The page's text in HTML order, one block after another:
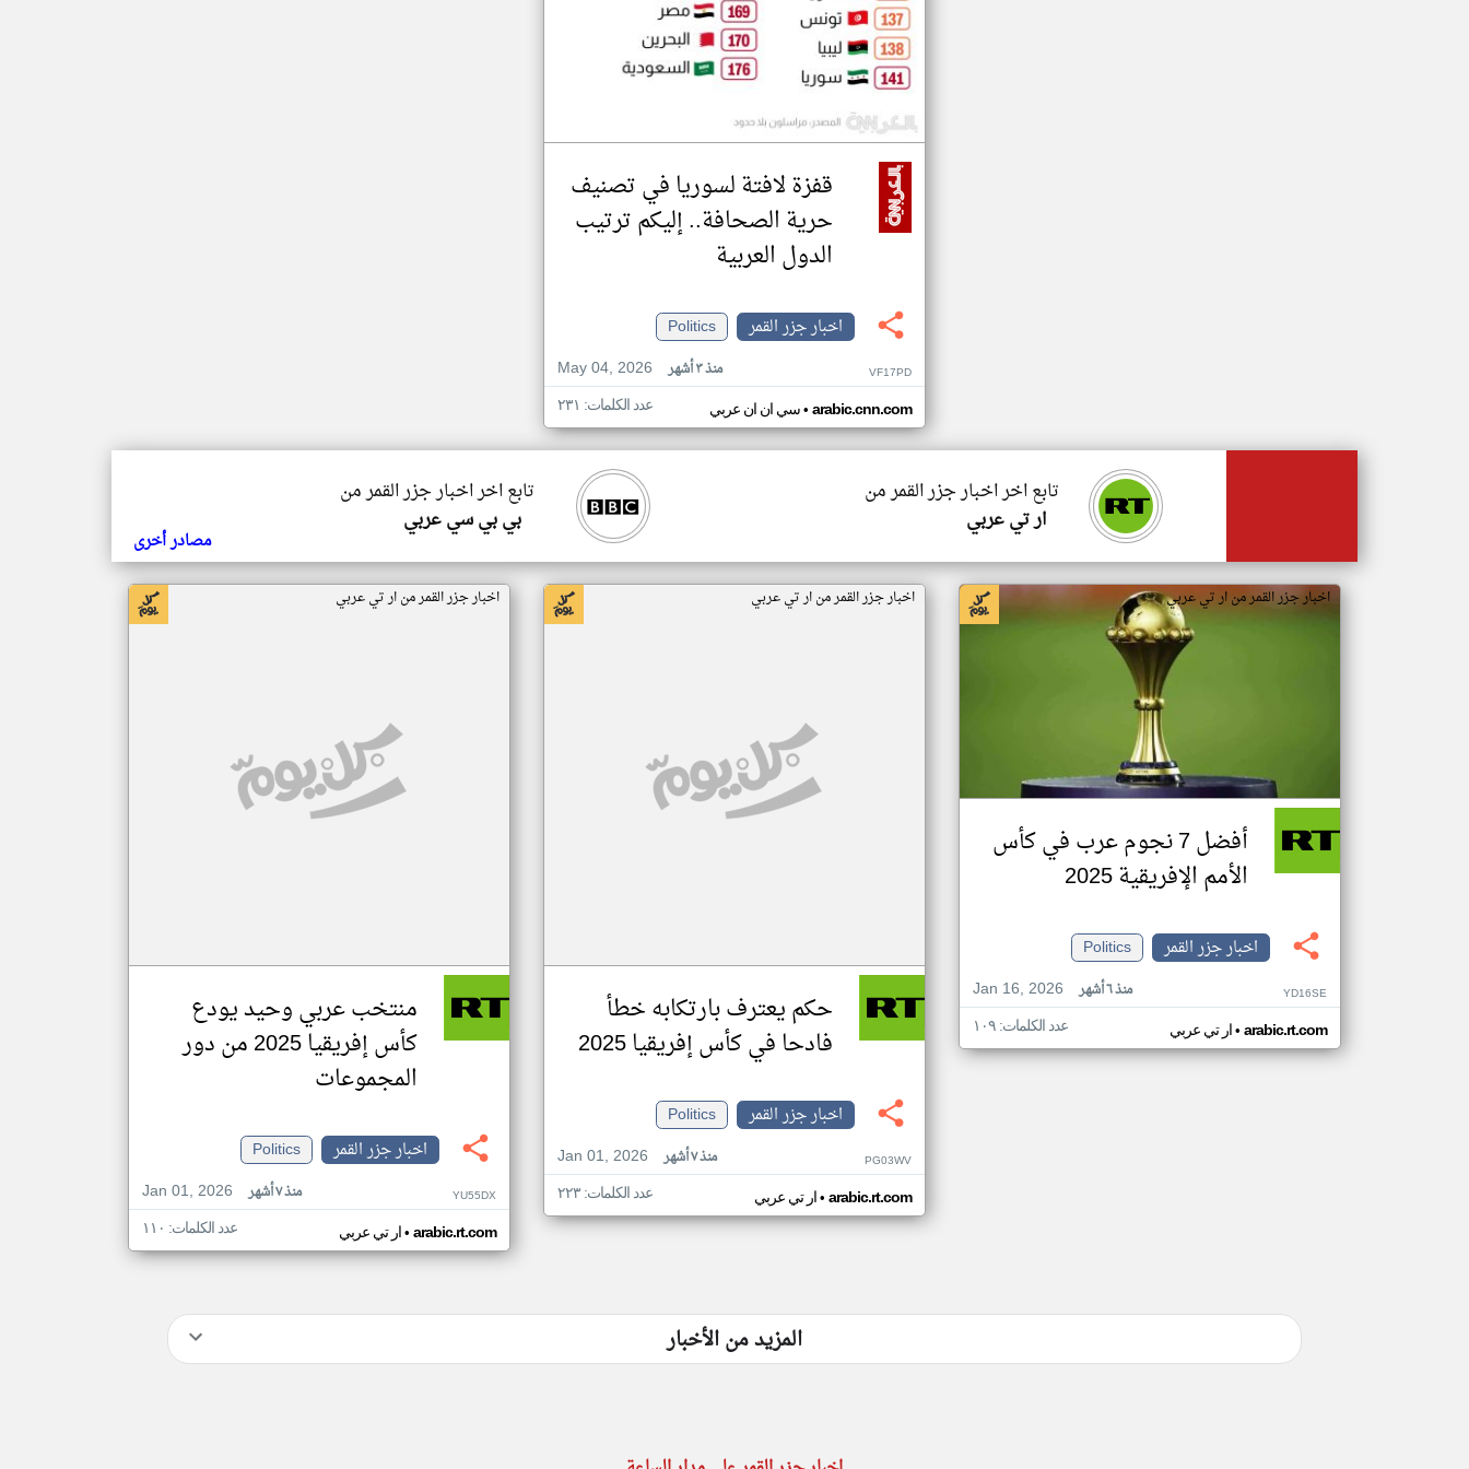
قفزة لافتة لسوريا في تصنيف
حرية الصحافة.. إليكم ترتيب
الدول العربية
اخبار جزر القمر
Politics
May 04, 2026
منذ ٣ أشهر VF17PD
سي ان ان عربي• arabic.cnn.com عدد الكلمات: ٢٣١
تابع اخر اخبار جزر القمر من
بي بي سي عربي
تابع اخر اخبار جزر القمر من
ار تي عربي
مصادر أخرى
اخبار جزر القمر من ار تي عربي
أفضل 7 نجوم عرب في كأس
الأمم الإفريقية 2025
اخبار جزر القمر
Politics
Jan 16, 2026
منذ ٦ أشهر YD16SE
ار تي عربي• arabic.rt.com عدد الكلمات: ١٠٩
اخبار جزر القمر من ار تي عربي
حكم يعترف بارتكابه خطأ
فادحا في كأس إفريقيا 2025
اخبار جزر القمر
Politics
Jan 01, 2026
منذ ٧ أشهر PG03WV
ار تي عربي• arabic.rt.com عدد الكلمات: ٢٢٣
اخبار جزر القمر من ار تي عربي
منتخب عربي وحيد يودع
كأس إفريقيا 2025 من دور
المجموعات
اخبار جزر القمر
Politics
Jan 01, 2026
منذ ٧ أشهر YU55DX
ار تي عربي• arabic.rt.com عدد الكلمات: ١١٠
المزيد من الأخبار